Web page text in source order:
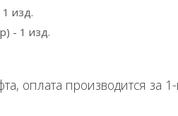
изд.
- 1 изд.
оплата производится за